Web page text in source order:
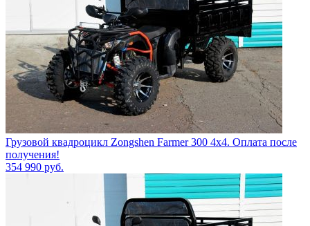
Грузовой квадроцикл Zongshen Farmer 300 4х4. Оплата после
получения!
354 990 руб.